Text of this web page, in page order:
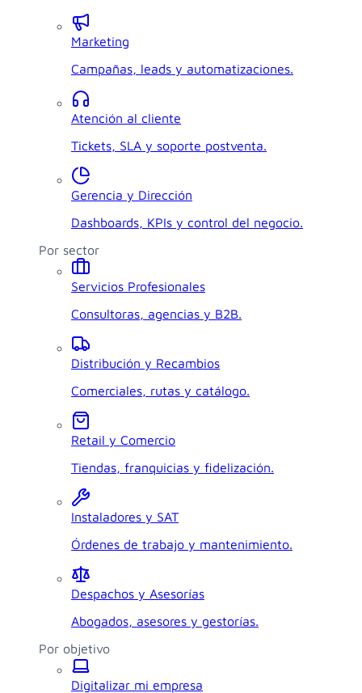
Marketing
Campañas, leads y automatizaciones.
Atención al cliente
Tickets, SLA y soporte postventa.
Gerencia y Dirección
Dashboards, KPIs y control del negocio.
Por sector
Servicios Profesionales
Consultoras, agencias y B2B.
Distribución y Recambios
Comerciales, rutas y catálogo.
Retail y Comercio
Tiendas, franquicias y fidelización.
Instaladores y SAT
Órdenes de trabajo y mantenimiento.
Despachos y Asesorías
Abogados, asesores y gestorías.
Por objetivo
Digitalizar mi empresa